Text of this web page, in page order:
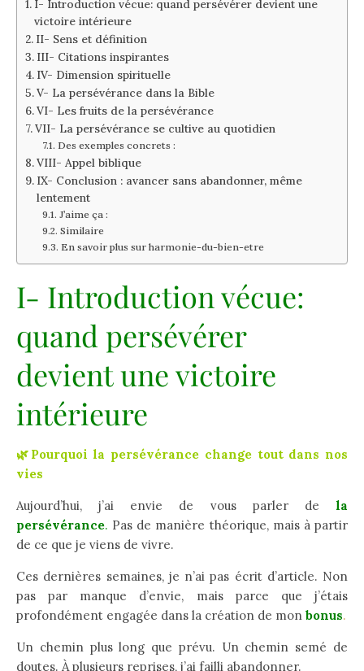
I- Introduction vécue: quand persévérer devient une
victoire intérieure
II- Sens et définition
III- Citations inspirantes
IV- Dimension spirituelle
V- La persévérance dans la Bible
VI- Les fruits de la persévérance
VII- La persévérance se cultive au quotidien
Des exemples concrets :
VIII- Appel biblique
IX- Conclusion : avancer sans abandonner, même
lentement
J’aime ça :
Similaire
En savoir plus sur harmonie-du-bien-etre
I- Introduction vécue:
quand persévérer
devient une victoire
intérieure
🌿Pourquoi la persévérance change tout dans nos
vies
Aujourd’hui, j’ai envie de vous parler de la
persévérance. Pas de manière théorique, mais à partir
de ce que je viens de vivre.
Ces dernières semaines, je n’ai pas écrit d’article. Non
pas par manque d’envie, mais parce que j’étais
profondément engagée dans la création de mon bonus.
Un chemin plus long que prévu. Un chemin semé de
doutes. À plusieurs reprises, j’ai failli abandonner.